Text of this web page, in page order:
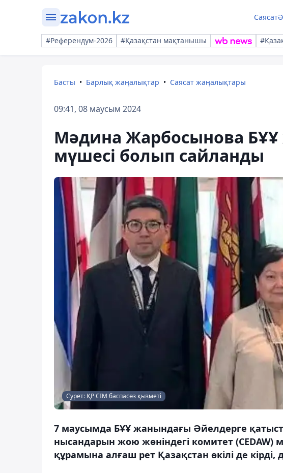
Саясат
#Референдум-2026 #Қазақстан мақтанышы
Басты Барлық жаңалықтар Саясат жаңалықтары
09:41, 08 маусым 2024
Мәдина Жарбосынова
мүшесі болып сайланды
Сурет: ҚР СІМ баспасөз қызметі
7 маусымда БҰҰ жанындағы Әйелдерге
нысандарын жою жөніндегі комитет (CEDAW)
құрамына алғаш рет Қазақстан өкілі де